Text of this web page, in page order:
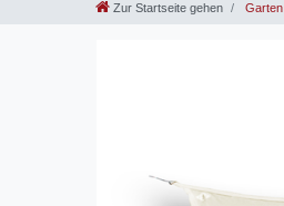
Zur Startseite gehen Garten